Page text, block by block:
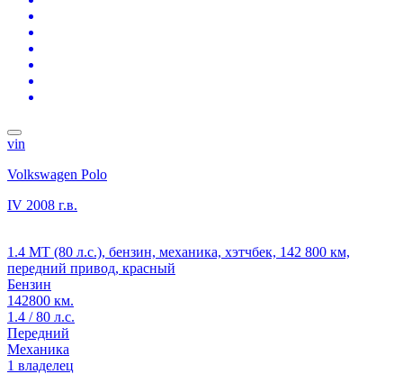
vin
Volkswagen Polo
IV 2008 г.в.
1.4 MT (80 л.с.), бензин, механика, хэтчбек, 142 800 км,
передний привод, красный
Бензин
142800 км.
1.4 / 80 л.с.
Передний
Механика
1 владелец